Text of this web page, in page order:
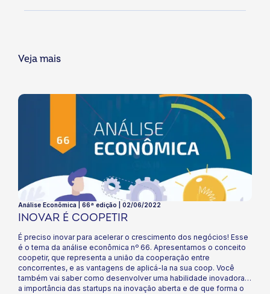
Veja mais
Análise Econômica | 66ª edição | 02/06/2022
INOVAR É COOPETIR
É preciso inovar para acelerar o crescimento dos negócios! Esse
é o tema da análise econômica nº 66. Apresentamos o conceito
coopetir, que representa a união da cooperação entre
concorrentes, e as vantagens de aplicá-la na sua coop. Você
também vai saber como desenvolver uma habilidade inovadora,
a importância das startups na inovação aberta e de que forma o